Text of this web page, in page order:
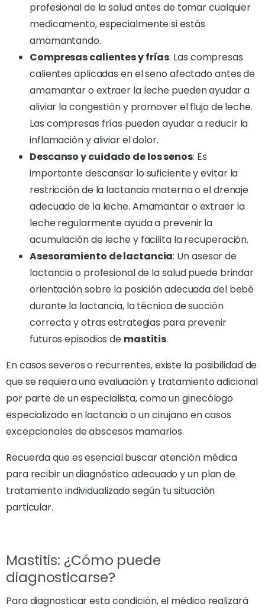
profesional de la salud antes de tomar cualquier
medicamento, especialmente si estás
amamantando.
Compresas calientes y frías: Las compresas
calientes aplicadas en el seno afectado antes de
amamantar o extraer la leche pueden ayudar a
aliviar la congestión y promover el flujo de leche.
Las compresas frías pueden ayudar a reducir la
inflamación y aliviar el dolor.
Descanso y cuidado de los senos: Es
importante descansar lo suficiente y evitar la
restricción de la lactancia materna o el drenaje
adecuado de la leche. Amamantar o extraer la
leche regularmente ayuda a prevenir la
acumulación de leche y facilita la recuperación.
Asesoramiento de lactancia: Un asesor de
lactancia o profesional de la salud puede brindar
orientación sobre la posición adecuada del bebé
durante la lactancia, la técnica de succión
correcta y otras estrategias para prevenir
futuros episodios de mastitis.
En casos severos o recurrentes, existe la posibilidad de
que se requiera una evaluación y tratamiento adicional
por parte de un especialista, como un ginecólogo
especializado en lactancia o un cirujano en casos
excepcionales de abscesos mamarios.
Recuerda que es esencial buscar atención médica
para recibir un diagnóstico adecuado y un plan de
tratamiento individualizado según tu situación
particular.
Mastitis: ¿Cómo puede
diagnosticarse?
Para diagnosticar esta condición, el médico realizará